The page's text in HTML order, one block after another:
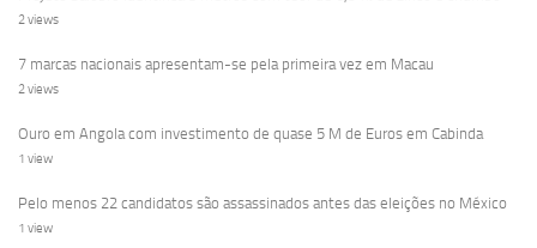
2 views
7 marcas nacionais apresentam-se pela primeira vez em Macau
2 views
Ouro em Angola com investimento de quase 5 M de Euros em Cabinda
1 view
Pelo menos 22 candidatos são assassinados antes das eleições no México
1 view